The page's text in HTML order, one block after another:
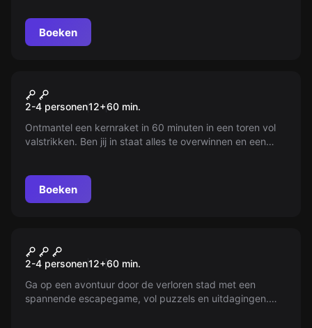
toren die boven Parijs uitsteekt!
Boeken
VR Mission Sigma
2-4 personen12+60 min.
Ontmantel een kernraket in 60 minuten in een toren vol
valstrikken. Ben jij in staat alles te overwinnen en een
Boeken
VR Atlantis
2-4 personen12+60 min.
Ga op een avontuur door de verloren stad met een
spannende escapegame, vol puzzels en uitdagingen.